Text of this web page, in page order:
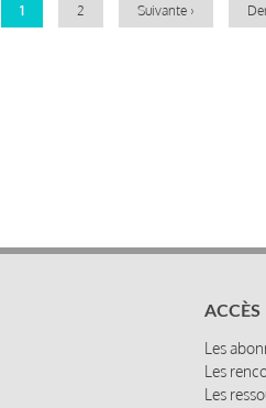
Page
1 Page
2
Page
Suivante ›
ACCÈS
Les
Les
Les